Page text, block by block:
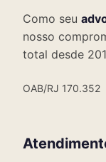
Como seu
nosso
total desde
OAB/RJ 170.352